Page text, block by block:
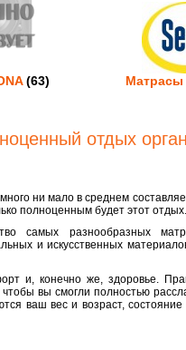
(63) Матрасы
отдых
ни мало в среднем
полноценным будет этот отдых.
самых разнообразных
и искусственных
и, конечно же, здоровье.
вы смогли полностью
ваш вес и возраст, состояние